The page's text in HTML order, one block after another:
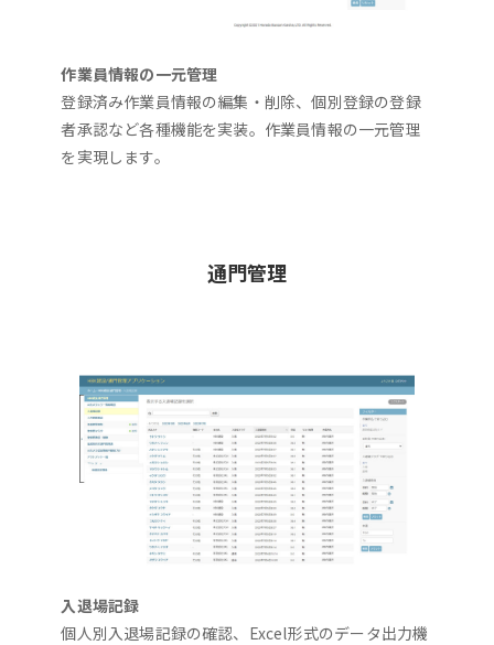
作業員情報の一元管理
登録済み作業員情報の編集・削除、個別登録の登録
者承認など各種機能を実装。作業員情報の一元管理
を実現します。
通門管理
入退場記録
個人別入退場記録の確認、Excel形式のデータ出力機